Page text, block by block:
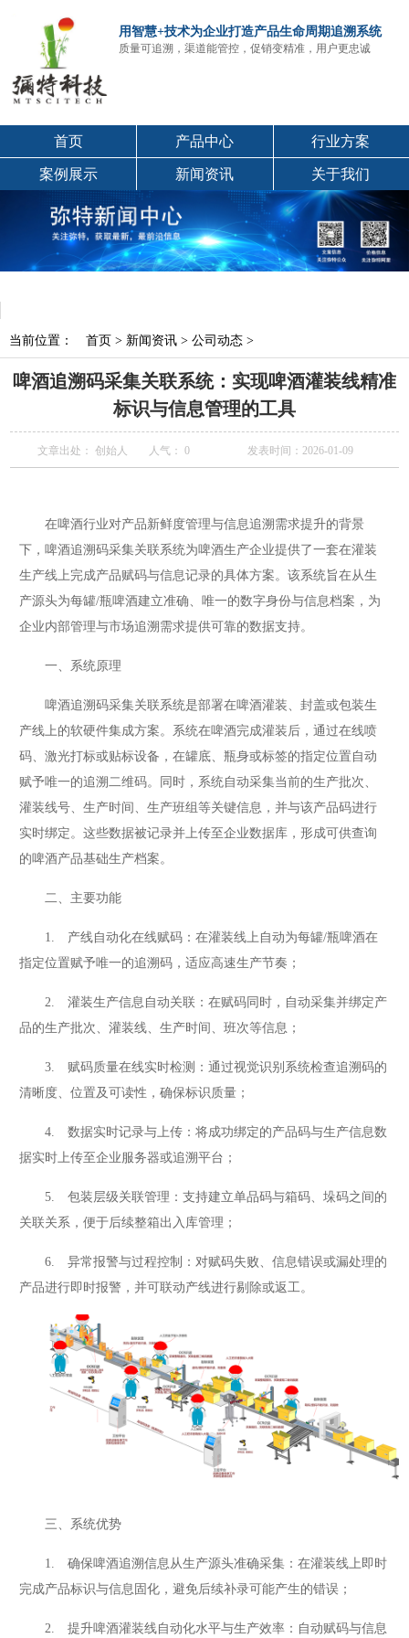
用智慧+技术为企业打造产品生命周期追溯系统
质量可追溯，渠道能管控，促销变精准，用户更忠诚
首页 产品中心 行业方案
案例展示 新闻资讯 关于我们
当前位置： 首页 > 新闻资讯 > 公司动态 >
啤酒追溯码采集关联系统：实现啤酒灌装线精准
标识与信息管理的工具
文章出处： 创始人 人气： 0 发表时间：2026-01-09
在啤酒行业对产品新鲜度管理与信息追溯需求提升的背景
下，啤酒追溯码采集关联系统为啤酒生产企业提供了一套在灌装
生产线上完成产品赋码与信息记录的具体方案。该系统旨在从生
产源头为每罐/瓶啤酒建立准确、唯一的数字身份与信息档案，为
企业内部管理与市场追溯需求提供可靠的数据支持。
一、系统原理
啤酒追溯码采集关联系统是部署在啤酒灌装、封盖或包装生
产线上的软硬件集成方案。系统在啤酒完成灌装后，通过在线喷
码、激光打标或贴标设备，在罐底、瓶身或标签的指定位置自动
赋予唯一的追溯二维码。同时，系统自动采集当前的生产批次、
灌装线号、生产时间、生产班组等关键信息，并与该产品码进行
实时绑定。这些数据被记录并上传至企业数据库，形成可供查询
的啤酒产品基础生产档案。
二、主要功能
1. 产线自动化在线赋码：在灌装线上自动为每罐/瓶啤酒在
指定位置赋予唯一的追溯码，适应高速生产节奏；
2. 灌装生产信息自动关联：在赋码同时，自动采集并绑定产
品的生产批次、灌装线、生产时间、班次等信息；
3. 赋码质量在线实时检测：通过视觉识别系统检查追溯码的
清晰度、位置及可读性，确保标识质量；
4. 数据实时记录与上传：将成功绑定的产品码与生产信息数
据实时上传至企业服务器或追溯平台；
5. 包装层级关联管理：支持建立单品码与箱码、垛码之间的
关联关系，便于后续整箱出入库管理；
6. 异常报警与过程控制：对赋码失败、信息错误或漏处理的
产品进行即时报警，并可联动产线进行剔除或返工。
三、系统优势
1. 确保啤酒追溯信息从生产源头准确采集：在灌装线上即时
完成产品标识与信息固化，避免后续补录可能产生的错误；
2. 提升啤酒灌装线自动化水平与生产效率：自动赋码与信息